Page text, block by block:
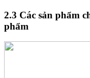
2.3 Các sản phẩm
phẩm